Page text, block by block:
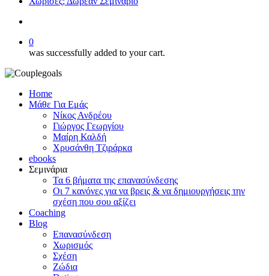
0
was successfully added to your cart.
Home
Μάθε Για Εμάς
Νίκος Ανδρέου
Γιώργος Γεωργίου
Μαίρη Καλδή
Χρυσάνθη Τζιράρκα
ebooks
Σεμινάρια
Τα 6 βήματα της επανασύνδεσης
Οι 7 κανόνες για να βρεις & να δημιουργήσεις την
σχέση που σου αξίζει
Coaching
Blog
Επανασύνδεση
Χωρισμός
Σχέση
Ζώδια